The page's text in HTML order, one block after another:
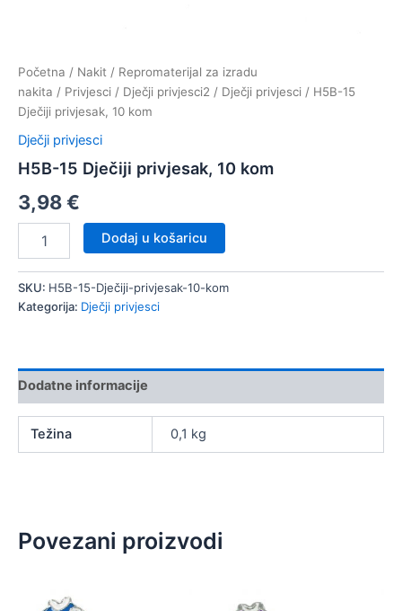
Početna / Nakit / Repromaterijal za izradu
nakita / Privjesci / Dječji privjesci2 / Dječji privjesci / H5B-15
Dječiji privjesak, 10 kom
Dječji privjesci
H5B-15 Dječiji privjesak, 10 kom
3,98€
privjesak,
10
Dodaj u košaricu
SKU: H5B-15-Dječiji-privjesak-10-kom
Kategorija: Dječji privjesci
Dodatne informacije
Težina 0,1 kg
Povezani proizvodi